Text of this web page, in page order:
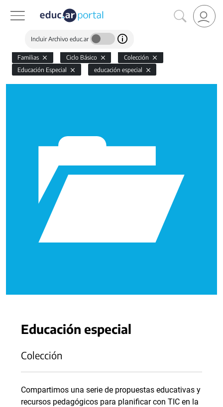
Incluir Archivo educ.ar
Familias Ciclo Básico
Colección
Educación Especial
educación especial
Educación especial
Colección
Compartimos una serie de propuestas educativas y
recursos pedagógicos para planificar con TIC en la